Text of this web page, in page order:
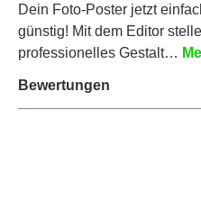
Dein Foto-Poster jetzt
günstig! Mit dem Editor
professionelles Gestalt…
Bewertungen